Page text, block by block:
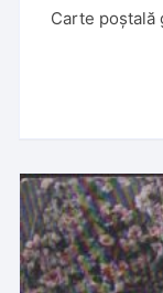
Carte poștală